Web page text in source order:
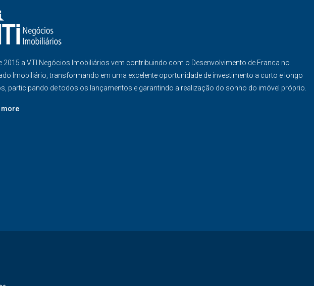
2015 a VTI Negócios Imobiliários vem contribuindo com o Desenvolvimento de Franca no
Imobiliário, transformando em uma excelente oportunidade de investimento a curto e longo
participando de todos os lançamentos e garantindo a realização do sonho do imóvel próprio.
more